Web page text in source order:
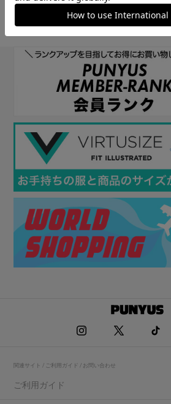
関連サイト / ご利用ガイド / お問い合わせ
ご利用ガイド